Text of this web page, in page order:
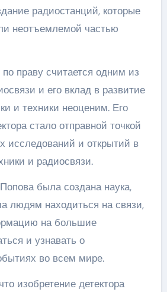
радиостанций, которые
неотъемлемой частью
праву считается одним из
и его вклад в развитие
и техники неоценим. Его
стало отправной точкой
исследований и открытий в
и радиосвязи.
была создана наука,
людям находиться на связи,
на большие
и узнавать о
во всем мире.
изобретение детектора